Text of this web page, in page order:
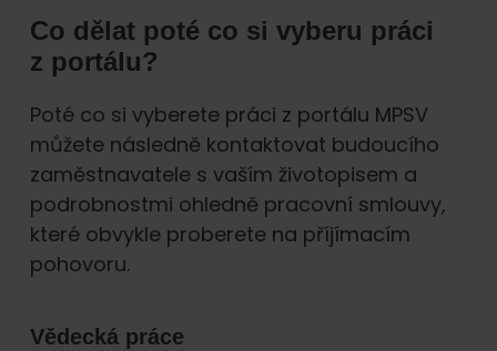
Co dělat poté co si vyberu práci
z portálu?
Poté co si vyberete práci z portálu MPSV
můžete následně kontaktovat budoucího
zaměstnavatele s vaším životopisem a
podrobnostmi ohledně pracovní smlouvy,
které obvykle proberete na příjímacím
pohovoru.
Vědecká práce